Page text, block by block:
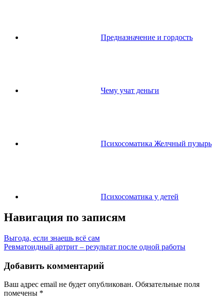
Предназначение и гордость
Чему учат деньги
Психосоматика Желчный пузырь
Психосоматика у детей
Навигация по записям
Выгода, если знаешь всё сам
Ревматоидный артрит – результат после одной работы
Добавить комментарий
Ваш адрес email не будет опубликован. Обязательные поля
помечены *